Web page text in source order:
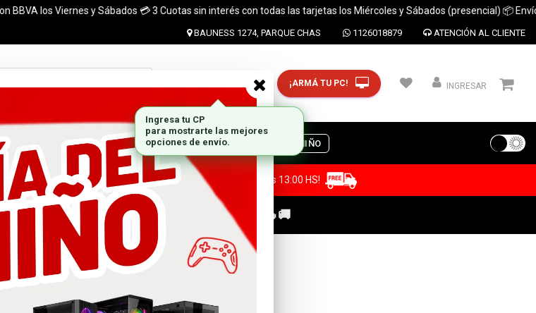
los Viernes y Sábados 💳 3 Cuotas sin interés con todas las tarjetas los Miércoles y Sábados (presencial) 📦 Envíos a
BAUNESS 1274, PARQUE CHAS 1126018879 ATENCIÓN AL CLIENTE
Ingresar CP y ciudad ¡ARMÁ TU PC! INGRESAR
GABINETES PLACAS DE VIDEO MARCAS DIA DEL NIÑO
(CABA y Al rededores) Acreditando tu compra antes de las 13:00 HS!
PAÍS CON LA COMPRA DE UNA PC GAMER🔥🚚